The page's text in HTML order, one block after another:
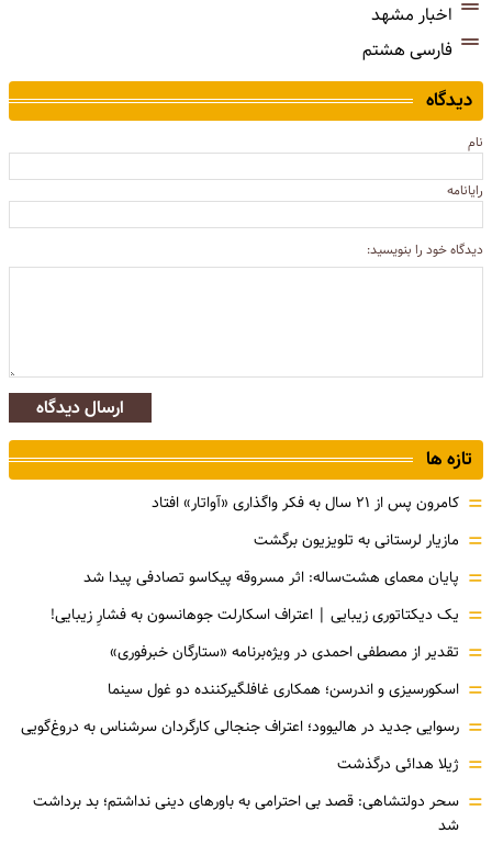
اخبار مشهد
فارسی هشتم
دیدگاه
نام
رایانامه
دیدگاه خود را بنویسید:
ارسال دیدگاه
تازه ها
= کامرون پس از ۲۱ سال به فکر واگذاری «آواتار» افتاد
= مازیار لرستانی به تلویزیون برگشت
= پایان معمای هشت‌ساله: اثر مسروقه پیکاسو تصادفی پیدا شد
= یک دیکتاتوری زیبایی | اعتراف اسکارلت جوهانسون به فشارِ زیبایی!
= تقدیر از مصطفی احمدی در ویژه‌برنامه «ستارگان خبرفوری»
= اسکورسیزی و اندرسن؛ همکاری غافلگیرکننده دو غول سینما
= رسوایی جدید در هالیوود؛ اعتراف جنجالی کارگردان سرشناس به دروغ‌گویی
= ژیلا هدائی درگذشت
= سحر دولتشاهی: قصد بی احترامی به باورهای دینی نداشتم؛ بد برداشت
شد